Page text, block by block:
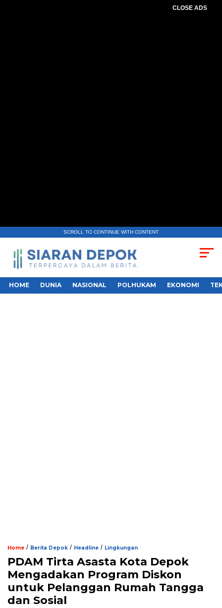
CLOSE ADS
SCROLL TO CONTINUE WITH CONTENT
HOME DUNIA NASIONAL POLHUKAM EKONOMI
Home / Berita Depok / Headline / Lingkungan
PDAM Tirta Asasta Kota Depok
Mengadakan Program Diskon
untuk Pelanggan Rumah Tangga
dan Sosial